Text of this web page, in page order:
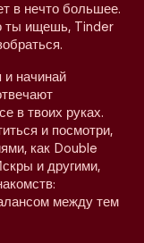
в нечто большее.
ты ищешь, Tinder
и начинай
в твоих руках.
и посмотри,
как Double
и другими,
между тем